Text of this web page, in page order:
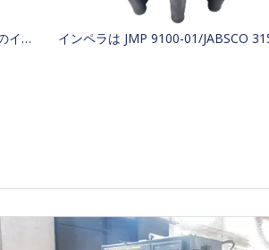
JMP 9136K/KASHIYAMA SP-600 のインペラを KINKI BK-0314 に置き換えます。